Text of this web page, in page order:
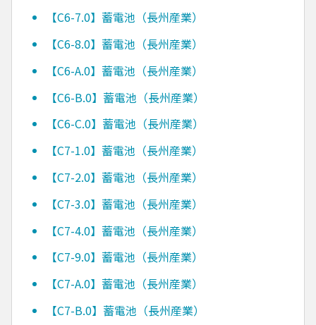
【C6-7.0】蓄電池（長州産業）
【C6-8.0】蓄電池（長州産業）
【C6-A.0】蓄電池（長州産業）
【C6-B.0】蓄電池（長州産業）
【C6-C.0】蓄電池（長州産業）
【C7-1.0】蓄電池（長州産業）
【C7-2.0】蓄電池（長州産業）
【C7-3.0】蓄電池（長州産業）
【C7-4.0】蓄電池（長州産業）
【C7-9.0】蓄電池（長州産業）
【C7-A.0】蓄電池（長州産業）
【C7-B.0】蓄電池（長州産業）